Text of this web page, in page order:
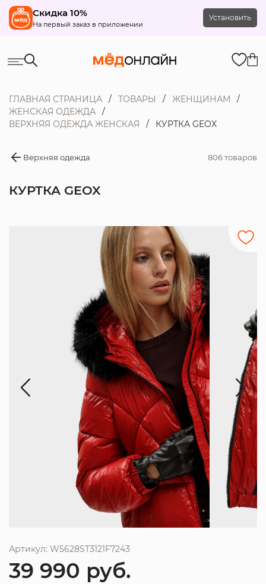
Скидка 10%
На первый заказ в приложении
Установить
ГЛАВНАЯ СТРАНИЦА ТОВАРЫ
ЖЕНЩИНАМ
ЖЕНСКАЯ ОДЕЖДА
ВЕРХНЯЯ ОДЕЖДА ЖЕНСКАЯ
КУРТКА GEOX
Верхняя одежда 806 товаров
КУРТКА GEOX
Артикул: W5628ST3121F7243
39 990 руб.